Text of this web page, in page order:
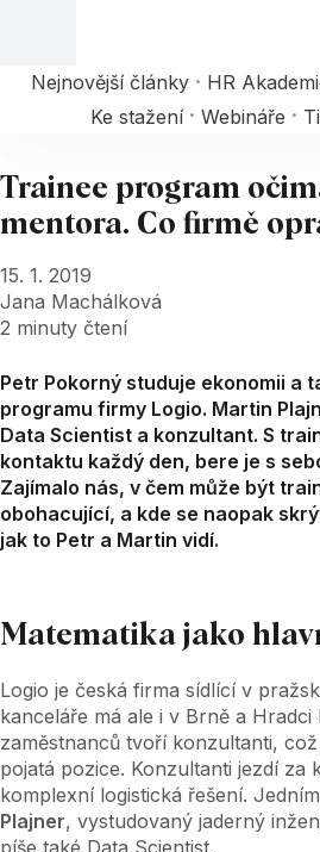
Nejnovější články HR
Ke stažení
Webináře
Trainee program
mentora. Co firmě
15. 1. 2019
Jana Machálková
2 minuty čtení
Petr Pokorný studuje ekonomii a
programu firmy Logio. Martin
Data Scientist a konzultant. S
kontaktu každý den, bere je s
Zajímalo nás, v čem může být
obohacující, a kde se naopak
jak to Petr a Martin vidí.
Matematika jako
Logio je česká firma sídlící v
kanceláře má ale i v Brně a Hradci
zaměstnanců tvoří konzultanti,
pojatá pozice. Konzultanti jezdí za
komplexní logistická řešení.
Plajner, vystudovaný jaderný
píše také Data Scientist.